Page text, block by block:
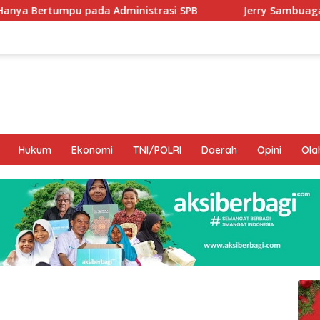
SPB Jerry Sambuaga Sebut Forum Pleno
Hukum Ekonomi TNI/POLRI Daerah Opini